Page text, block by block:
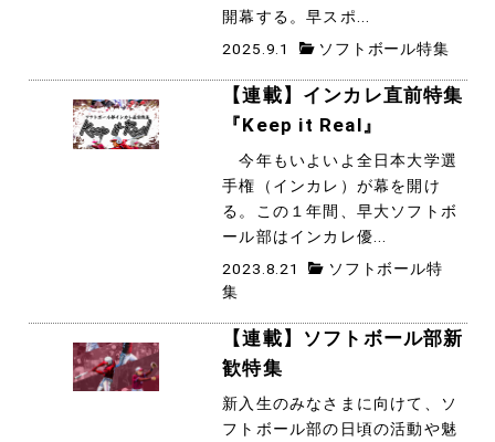
開幕する。早スポ...
2025.9.1 ソフトボール特集
【連載】インカレ直前特集
『Keep it Real』
今年もいよいよ全日本大学選
手権（インカレ）が幕を開け
る。この１年間、早大ソフトボ
ール部はインカレ優...
2023.8.21
ソフトボール特
集
【連載】ソフトボール部新
歓特集
新入生のみなさまに向けて、ソ
フトボール部の日頃の活動や魅